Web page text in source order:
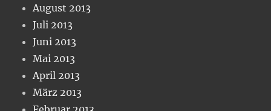
August 2013
Juli 2013
Juni 2013
Mai 2013
April 2013
März 2013